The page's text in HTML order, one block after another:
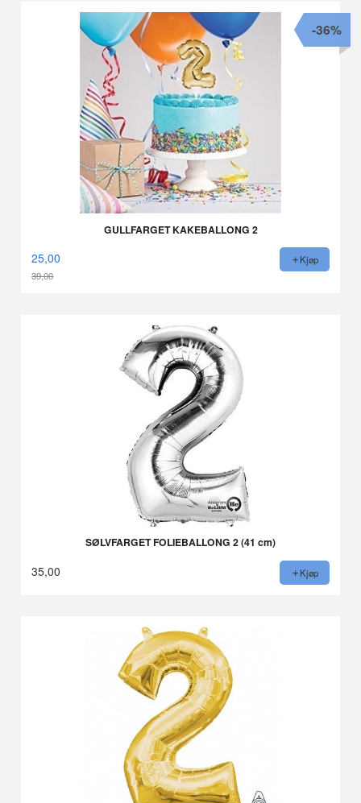
GULLFARGET KAKEBALLONG 2
25,00
39,00
-36%
Kjøp
SØLVFARGET FOLIEBALLONG 2 (41 cm)
35,00 Kjøp